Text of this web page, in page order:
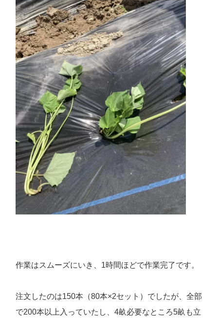
作業はスムーズにいき、1時間ほどで作業完了です。
注文したのは150本（80本×2セット）でしたが、全部
で200本以上入っていたし、4畝必要なところ5畝も立